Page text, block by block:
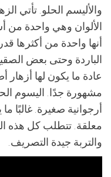
والأليسم الحلو. تأتي
الألوان وهي واحدة من
أنها واحدة من أكثرها
الباردة وحتى بعض
عادة ما يكون لها أزهار
مشهورة جدًا. اليسوم
أرجوانية صغيرة.
معلقة. تتطلب كل هذه
والتربة جيدة التصريف.